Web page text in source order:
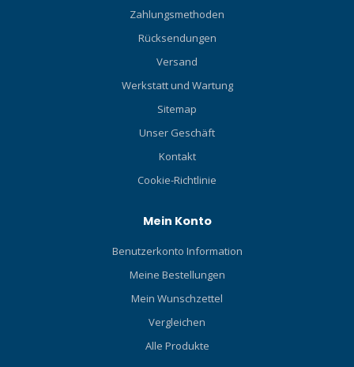
Zahlungsmethoden
Rücksendungen
Versand
Werkstatt und Wartung
Sitemap
Unser Geschäft
Kontakt
Cookie-Richtlinie
Mein Konto
Benutzerkonto Information
Meine Bestellungen
Mein Wunschzettel
Vergleichen
Alle Produkte